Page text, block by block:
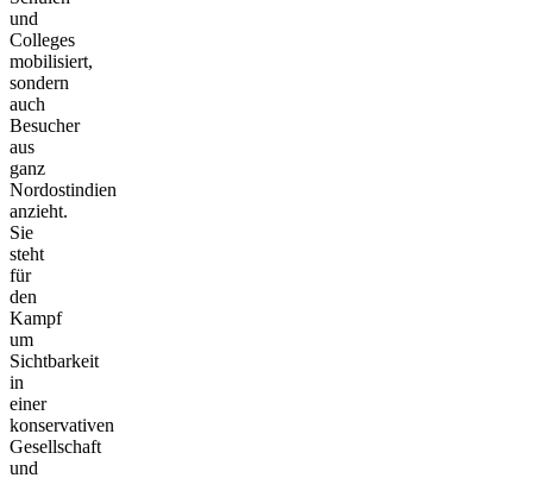
und
Colleges
mobilisiert,
sondern
auch
Besucher
aus
ganz
Nordostindien
anzieht.
Sie
steht
für
den
Kampf
um
Sichtbarkeit
in
einer
konservativen
Gesellschaft
und